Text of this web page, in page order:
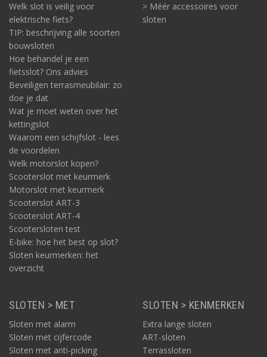
Welk slot is veilig voor
elektrische fiets?
TIP: beschrijving alle soorten
bouwsloten
Hoe behandel je een
fietsslot? Ons advies
Beveiligen terrasmeubilair: zo
doe je dat
Wat je moet weten over het
kettingslot
Waarom een schijfslot - lees
de voordelen
Welk motorslot kopen?
Scooterslot met keurmerk
Motorslot met keurmerk
Scooterslot ART-3
Scooterslot ART-4
Scootersloten test
E-bike: hoe het best op slot?
Sloten keurmerken: het
overzicht
> Méér accessoires voor
sloten
SLOTEN > MET
Sloten met alarm
Sloten met cijfercode
Sloten met anti-picking
SLOTEN > KENMERKEN
Extra lange sloten
ART-sloten
Terrassloten